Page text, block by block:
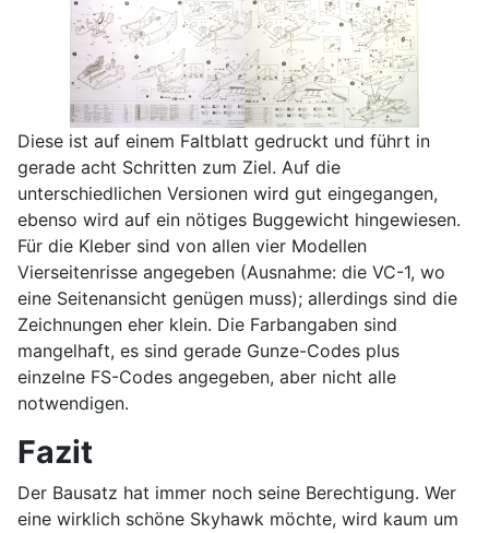
Diese ist auf einem Faltblatt gedruckt und führt in
gerade acht Schritten zum Ziel. Auf die
unterschiedlichen Versionen wird gut eingegangen,
ebenso wird auf ein nötiges Buggewicht hingewiesen.
Für die Kleber sind von allen vier Modellen
Vierseitenrisse angegeben (Ausnahme: die VC-1, wo
eine Seitenansicht genügen muss); allerdings sind die
Zeichnungen eher klein. Die Farbangaben sind
mangelhaft, es sind gerade Gunze-Codes plus
einzelne FS-Codes angegeben, aber nicht alle
notwendigen.
Fazit
Der Bausatz hat immer noch seine Berechtigung. Wer
eine wirklich schöne Skyhawk möchte, wird kaum um